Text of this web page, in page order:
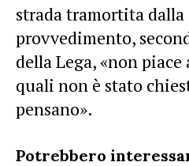
strada tramortita
provvedimento,
della Lega, «non
quali non è stato
pensano».
Potrebbero